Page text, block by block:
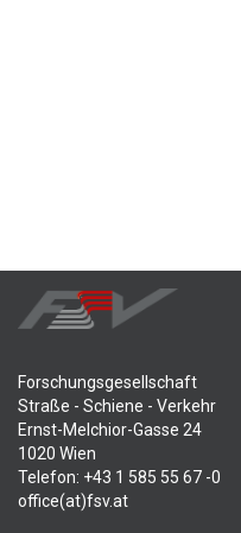
Forschungsgesellschaft
Straße - Schiene - Verkehr
Ernst-Melchior-Gasse 24
1020 Wien
Telefon: +43 1 585 55 67 -0
office(at)fsv.at